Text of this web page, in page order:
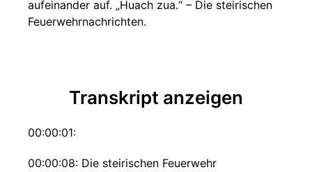
aufeinander auf. „Huach zua.“ – Die steirischen
Feuerwehrnachrichten.
Transkript anzeigen
00:00:01:
00:00:08: Die steirischen Feuerwehr